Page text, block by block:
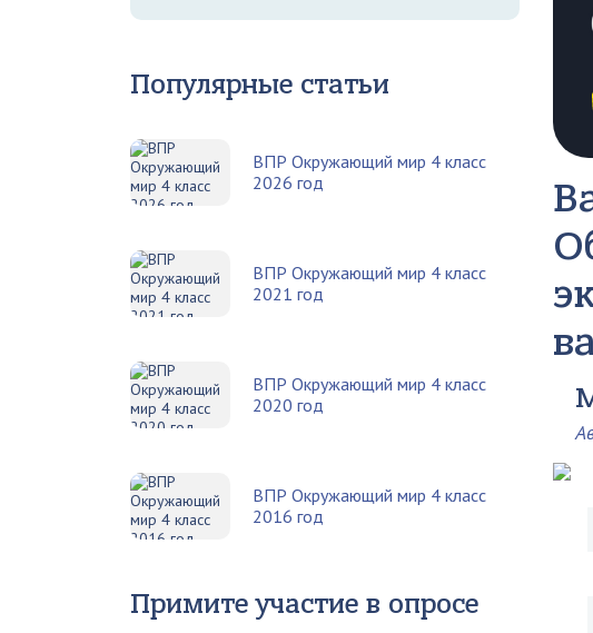
Популярные статьи
ВПР Окружающий мир 4 класс
2026 год
ВПР Окружающий мир 4 класс
2021 год
ВПР Окружающий мир 4 класс
2020 год
ВПР Окружающий мир 4 класс
2016 год
Примите участие в опросе